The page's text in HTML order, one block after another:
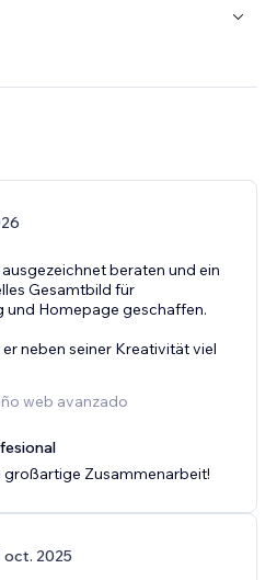
beraten und ein
Gesamtbild für
und Homepage geschaffen.
neben seiner Kreativität viel
web avanzado
großartige Zusammenarbeit!
oct. 2025